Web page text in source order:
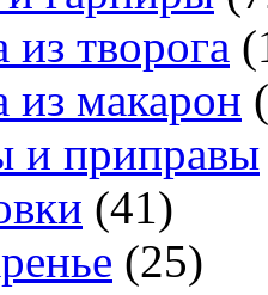
творога
из макарон
и приправы
(41)
(25)